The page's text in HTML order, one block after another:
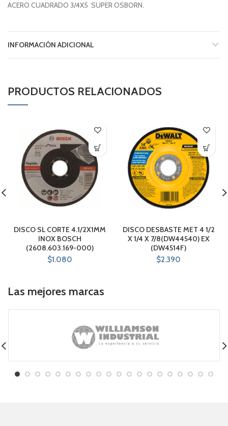
ACERO CUADRADO 3/4X5 SUPER OSBORN.
INFORMACIÓN ADICIONAL
PRODUCTOS RELACIONADOS
DISCO SL CORTE 4.1/2X1MM
INOX BOSCH
(2608.603.169-000)
$1.080
DISCO DESBASTE MET 4 1/2
X 1/4 X 7/8(DW44540) EX
(DW4514F)
$2.390
Las mejores marcas